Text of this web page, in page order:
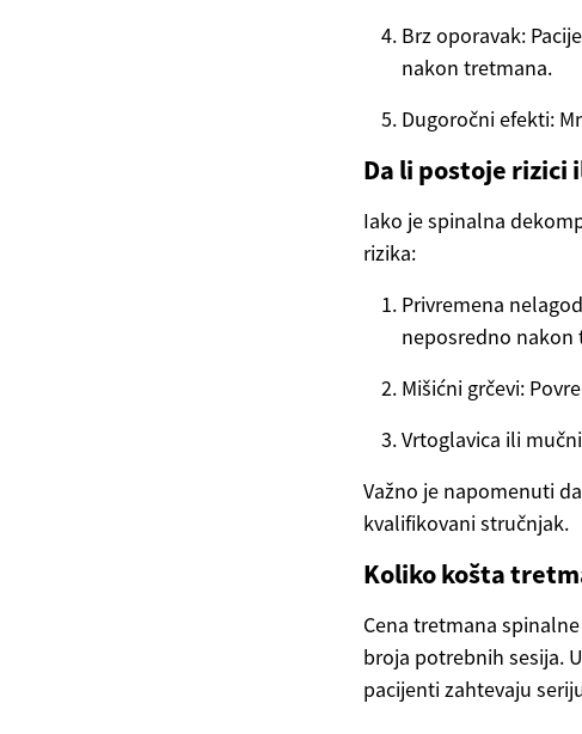
Brz oporavak:
nakon tretmana.
Dugoročni efekti:
Da li postoje rizici
Iako je spinalna
rizika:
Privremena
neposredno nakon
Mišićni grčevi:
Vrtoglavica ili
Važno je napomenuti
kvalifikovani stručnjak.
Koliko košta
Cena tretmana
broja potrebnih sesija.
pacijenti zahtevaju